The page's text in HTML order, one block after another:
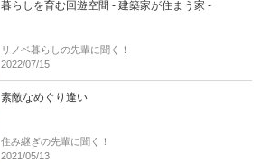
暮らしを育む回遊空間 - 建築家が住まう家 -
リノベ暮らしの先輩に聞く！
2022/07/15
素敵なめぐり逢い
住み継ぎの先輩に聞く！
2021/05/13